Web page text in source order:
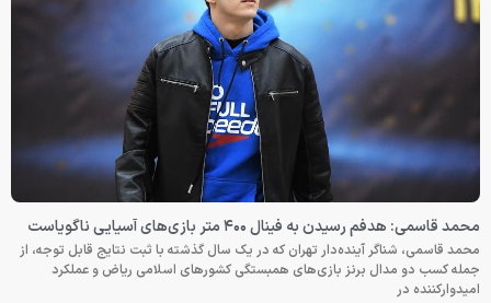
محمد قاسمی: هدفم رسیدن به فینال ۴۰۰ متر بازی‌های آسیایی ناگویاست
محمد قاسمی، شناگر آینده‌دار تهران که در یک سال گذشته با ثبت نتایج قابل توجه، از
جمله کسب دو مدال برنز بازی‌های همبستگی کشورهای اسلامی ریاض و عملکرد
امیدوارکننده در